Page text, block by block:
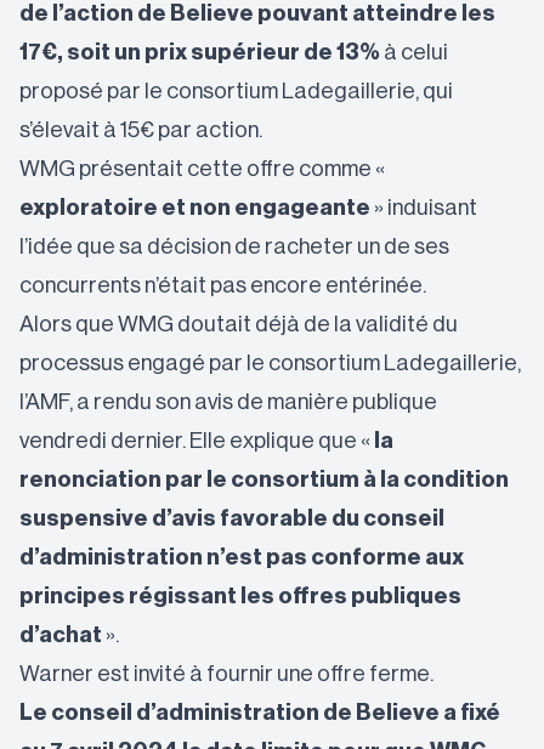
de l’action de Believe pouvant atteindre les
17€, soit un prix supérieur de 13% à celui
proposé par le consortium Ladegaillerie, qui
s’élevait à 15€ par action.
WMG présentait cette offre comme «
exploratoire et non engageante » induisant
l’idée que sa décision de racheter un de ses
concurrents n’était pas encore entérinée.
Alors que WMG doutait déjà de la validité du
processus engagé par le consortium Ladegaillerie,
l’AMF, a rendu son avis de manière publique
vendredi dernier. Elle explique que « la
renonciation par le consortium à la condition
suspensive d’avis favorable du conseil
d’administration n’est pas conforme aux
principes régissant les offres publiques
d’achat ».
Warner est invité à fournir une offre ferme.
Le conseil d’administration de Believe a fixé